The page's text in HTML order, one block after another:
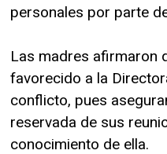
personales por parte
Las madres afirmaron
favorecido a la
conflicto, pues
reservada de sus
conocimiento de ella.